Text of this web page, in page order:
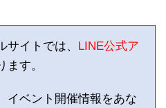
イトでは、 LINE公式ア
ます。
イベント開催情報をあな